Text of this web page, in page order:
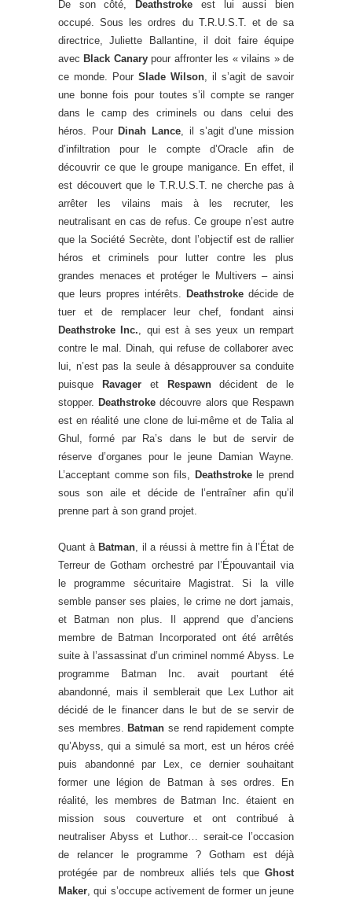
De son côté, Deathstroke est lui aussi bien
occupé. Sous les ordres du T.R.U.S.T. et de sa
directrice, Juliette Ballantine, il doit faire équipe
avec Black Canarypour affronter les « vilains » de
ce monde. Pour Slade Wilson, il s’agit de savoir
une bonne fois pour toutes s’il compte se ranger
dans le camp des criminels ou dans celui des
héros. Pour Dinah Lance, il s’agit d’une mission
d’infiltration pour le compte d’Oracle afin de
découvrir ce que le groupe manigance. En effet, il
est découvert que le T.R.U.S.T. ne cherche pas à
arrêter les vilains mais à les recruter, les
neutralisant en cas de refus. Ce groupe n’est autre
que la Société Secrète, dont l’objectif est de rallier
héros et criminels pour lutter contre les plus
grandes menaces et protéger le Multivers – ainsi
que leurs propres intérêts. Deathstroke décide de
tuer et de remplacer leur chef, fondant ainsi
Deathstroke Inc., qui est à ses yeux un rempart
contre le mal. Dinah, qui refuse de collaborer avec
lui, n’est pas la seule à désapprouver sa conduite
puisque
Ravageret Respawndécident de le
stopper. Deathstroke découvre alors que Respawn
est en réalité une clone de lui-même et de Talia al
Ghul, formé par Ra’s dans le but de servir de
réserve d’organes pour le jeune Damian Wayne.
L’acceptant comme son fils, Deathstrokele prend
sous son aile et décide de l’entraîner afin qu’il
prenne part à son grand projet.
Quant à Batman, il a réussi à mettre fin à l’État de
Terreur de Gotham orchestré par l’Épouvantail via
le programme sécuritaire Magistrat. Si la ville
semble panser ses plaies, le crime ne dort jamais,
et Batman non plus. Il apprend que d’anciens
membre de Batman Incorporated ont été arrêtés
suite à l’assassinat d’un criminel nommé Abyss. Le
programme Batman Inc. avait pourtant été
abandonné, mais il semblerait que Lex Luthor ait
décidé de le financer dans le but de se servir de
ses membres. Batman se rend rapidement compte
qu’Abyss, qui a simulé sa mort, est un héros créé
puis abandonné par Lex, ce dernier souhaitant
former une légion de Batman à ses ordres. En
réalité, les membres de Batman Inc. étaient en
mission sous couverture et ont contribué à
neutraliser Abyss et Luthor… serait-ce l’occasion
de relancer le programme ? Gotham est déjà
protégée par de nombreux alliés tels que Ghost
Maker, qui s’occupe activement de former un jeune